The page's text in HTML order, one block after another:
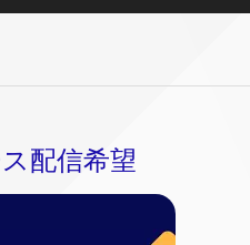
配信希望